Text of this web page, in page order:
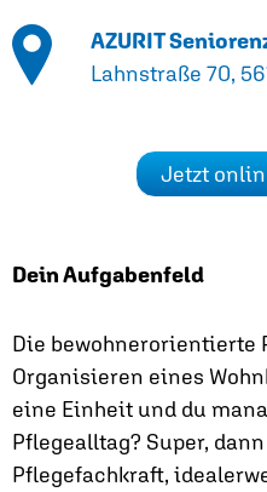
AZURIT
Lahnstraße 70,
Jetzt
Dein Aufgabenfeld
Die bewohnerorientierte
Organisieren eines
eine Einheit und du
Pflegealltag? Super,
Pflegefachkraft,